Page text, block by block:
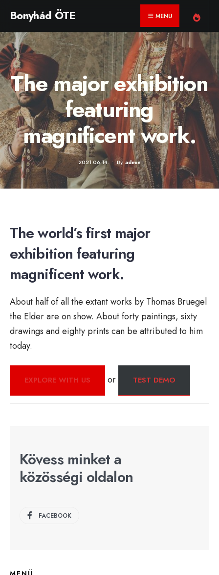
content
Bonyhád ÖTE MENU
The major exhibition
featuring
magnificent work.
2021.06.14. • By Admin
The world’s first major
exhibition featuring
magnificent work.
About half of all the extant works by Thomas Bruegel
the Elder are on show. About forty paintings, sixty
drawings and eighty prints can be attributed to him
today.
EXPLORE WITH US or TEST DEMO
Kövess minket a
közösségi oldalon
FACEBOOK